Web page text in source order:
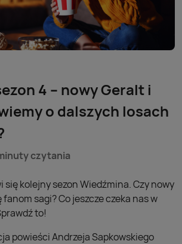
4 – nowy Geralt i
o dalszych losach
czytania
się kolejny sezon Wiedźmina. Czy nowy
sagi? Co jeszcze czeka nas w
to!
powieści Andrzeja Sapkowskiego